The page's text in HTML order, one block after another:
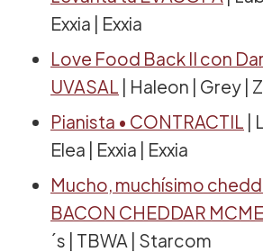
Exxia | Exxia
Love Food Back II con
UVASAL
| Haleon | Grey |
Pianista • CONTRACTIL
Elea | Exxia | Exxia
Mucho, muchísimo
BACON CHEDDAR
´s | TBWA | Starcom